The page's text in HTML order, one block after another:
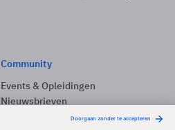
Community
Events & Opleidingen
Nieuwsbrieven